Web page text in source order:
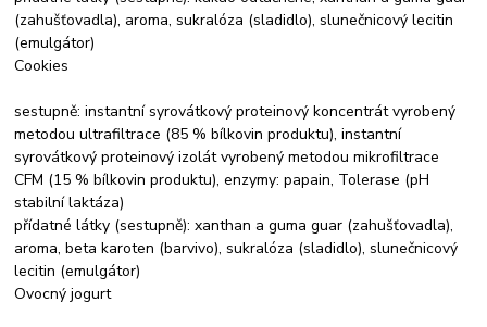
(zahušťovadla), aroma, sukralóza (sladidlo), slunečnicový lecitin
(emulgátor)
Cookies
sestupně: instantní syrovátkový proteinový koncentrát vyrobený
metodou ultrafiltrace (85 % bílkovin produktu), instantní
syrovátkový proteinový izolát vyrobený metodou mikrofiltrace
CFM (15 % bílkovin produktu), enzymy: papain, Tolerase (pH
stabilní laktáza)
přídatné látky (sestupně): xanthan a guma guar (zahušťovadla),
aroma, beta karoten (barvivo), sukralóza (sladidlo), slunečnicový
lecitin (emulgátor)
Ovocný jogurt